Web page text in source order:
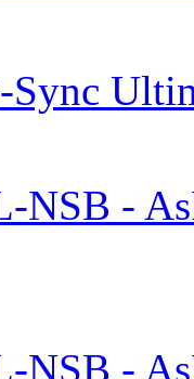
NSB -
NSB -